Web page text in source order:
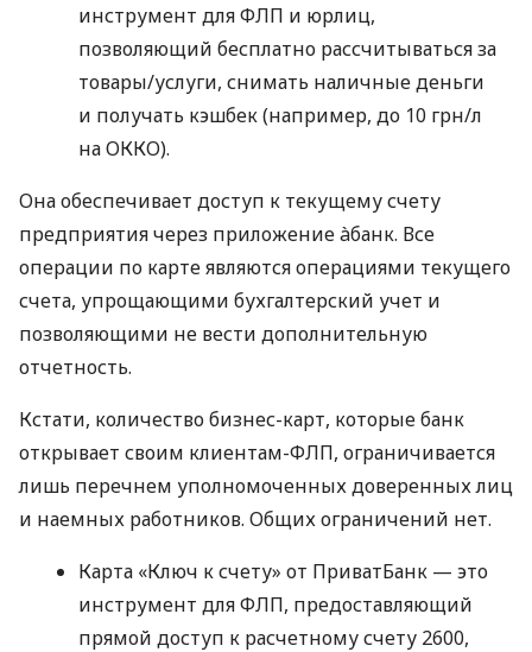
инструмент для ФЛП и юрлиц,
позволяющий бесплатно рассчитываться за
товары/услуги, снимать наличные деньги
и получать кэшбек (например, до 10 грн/л
на ОККО).
Она обеспечивает доступ к текущему счету
предприятия через приложение àбанк. Все
операции по карте являются операциями текущего
счета, упрощающими бухгалтерский учет и
позволяющими не вести дополнительную
отчетность.
Кстати, количество бизнес-карт, которые банк
открывает своим клиентам-ФЛП, ограничивается
лишь перечнем уполномоченных доверенных лиц
и наемных работников. Общих ограничений нет.
Карта «Ключ к счету» от ПриватБанк — это
инструмент для ФЛП, предоставляющий
прямой доступ к расчетному счету 2600,